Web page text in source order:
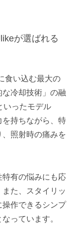
が選ばれる
食い込む最大の
冷却技術」の融
いったモデル
持ちながら、特
照射時の痛みを
特有の悩みにも応
た、スタイリッ
操作できるシンプ
っています。